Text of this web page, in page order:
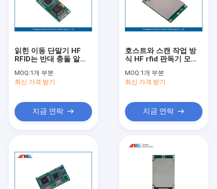
읽힌 이동 단말기 HF
RFID는 반대 충돌 알고
다
MOQ:1개 부분
최신 가격 받기
지금 연락
호스트와 스캔 작업 방
식 HF rfid 판독기 모듈,
리더 모듈
MOQ:1개 부분
최신 가격 받기
지금 연락